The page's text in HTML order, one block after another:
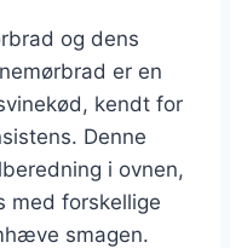
og dens
er en
kendt for
Denne
i ovnen,
med forskellige
smagen.